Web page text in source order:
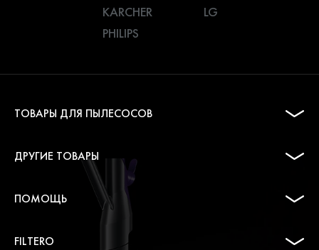
KARCHER
LG
PHILIPS
ТОВАРЫ ДЛЯ ПЫЛЕСОСОВ
ДРУГИЕ ТОВАРЫ
ПОМОЩЬ
FILTERO